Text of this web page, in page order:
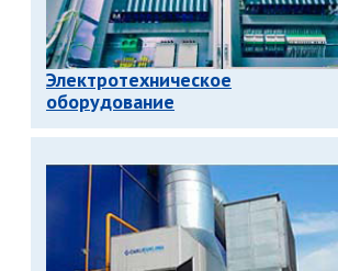
Электротехническое
оборудование